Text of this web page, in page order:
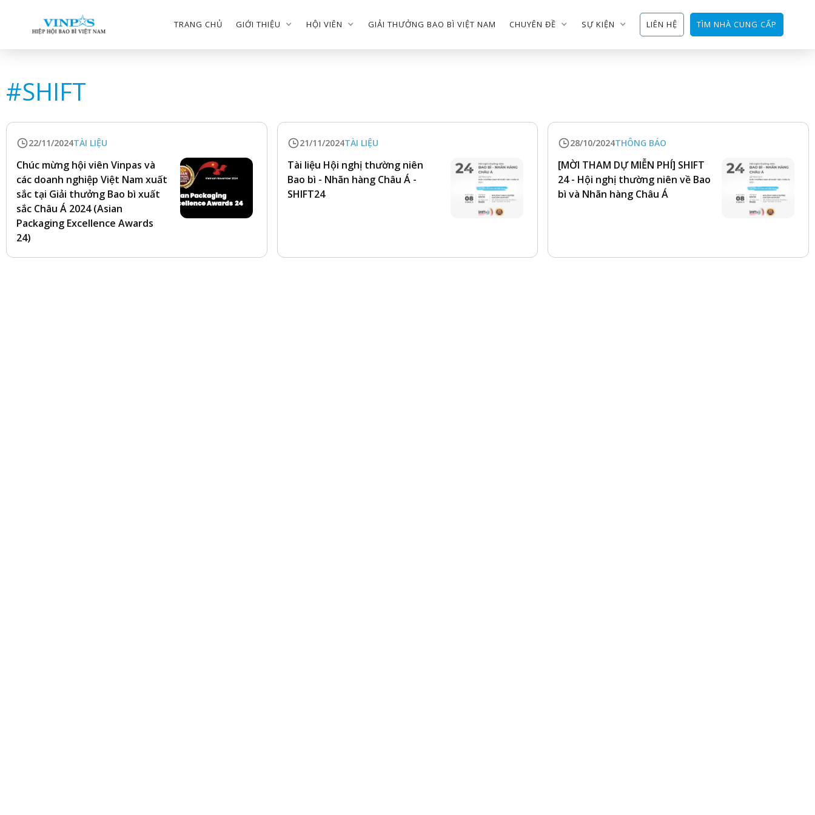
TRANG CHỦ GIỚI THIỆU HỘI VIÊN GIẢI THƯỞNG BAO BÌ VIỆT NAM CHUYÊN ĐỀ SỰ KIỆN LIÊN HỆ TÌM NHÀ CUNG CẤP
#SHIFT
22/11/2024TÀI LIỆU
Chúc mừng hội viên Vinpas và
các doanh nghiệp Việt Nam xuất
sắc tại Giải thưởng Bao bì xuất
sắc Châu Á 2024 (Asian
Packaging Excellence Awards
24)
21/11/2024TÀI LIỆU
Tài liệu Hội nghị thường niên
Bao bì - Nhãn hàng Châu Á -
SHIFT24
28/10/2024THÔNG BÁO
[MỜI THAM DỰ MIỄN PHÍ] SHIFT
24 - Hội nghị thường niên về Bao
bì và Nhãn hàng Châu Á